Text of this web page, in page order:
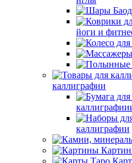
йоги и
каллиграфии
каллиграфии